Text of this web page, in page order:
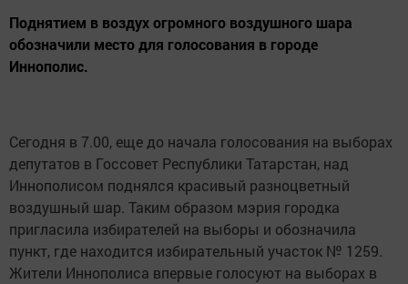
Поднятием в воздух огромного воздушного шара
обозначили место для голосования в городе
Иннополис.
Сегодня в 7.00, еще до начала голосования на выборах
депутатов в Госсовет Республики Татарстан, над
Иннополисом поднялся красивый разноцветный
воздушный шар. Таким образом мэрия городка
пригласила избирателей на выборы и обозначила
пункт, где находится избирательный участок № 1259.
Жители Иннополиса впервые голосуют на выборах в